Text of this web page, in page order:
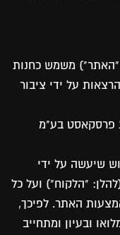
"האתר") משמש כחנות
על ידי ציבור
פרסקאסט בע"מ
שיעשה על ידי
"הלקוח") ועל כל
האתר. לפיכך,
ובעיון ומתחייב